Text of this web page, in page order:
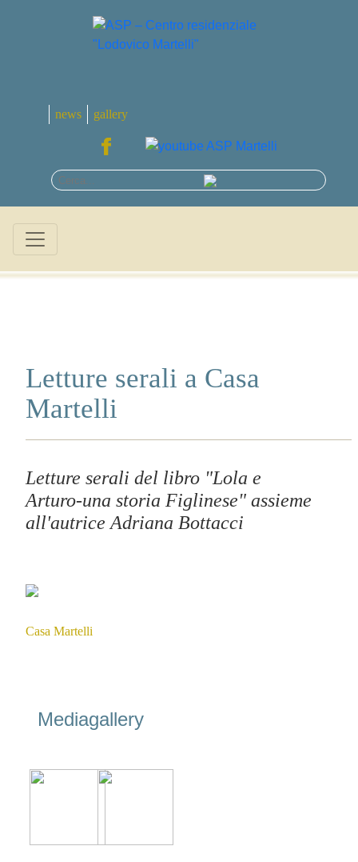
news gallery
Letture serali a Casa
Martelli
Letture serali del libro "Lola e
Arturo-una storia Figlinese" assieme
all'autrice Adriana Bottacci
Casa Martelli
Mediagallery